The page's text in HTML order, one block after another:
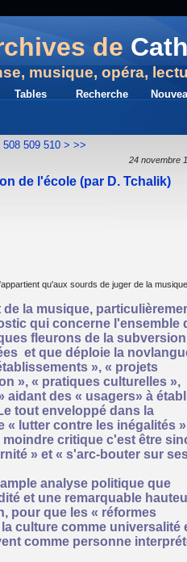
de
musique, opéra,
Tables Recherche
508 509 510 520
530
540
550
560
570
580
590
600
700
> >>
24 novembre
de l'école (par D. Tchalik)
qu'aux sourds de juger de la musique
la musique,
qui concerne l'ensemble
fleurons de la subversion
et que déploie la
», « projets
», « pratiques culturelles »,
des « usagers» à
tout enveloppé dans la
lutter contre les inégalités
critique c'est être
» et « s'arc-bouter sur
analyse politique que
et une remarquable
pour que les « réformes
culture comme universalité
comme personne